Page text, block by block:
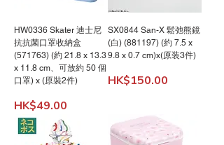
HW0336 Skater 迪士尼
抗抗菌口罩收納盒
(571763) (約 21.8 x 13.3
x 11.8 cm、可放約 50 個
口罩) x (原裝2件)
價格
HK$49.00
SX0844 San-X 鬆弛熊鏡
(白) (881197) (約 7.5 x
9.8 x 0.7 cm)x(原装3件)
價格
HK$150.00